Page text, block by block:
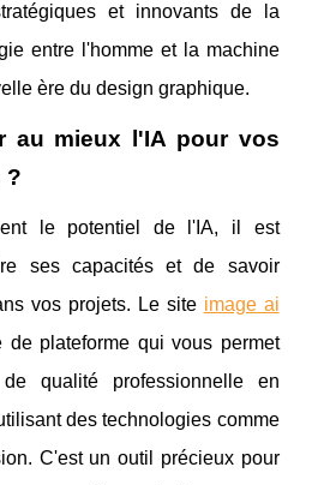
et innovants de la
entre l'homme et la machine
ère du design graphique.
au mieux l'IA pour vos
?
le potentiel de l'IA, il est
ses capacités et de savoir
vos projets. Le site image ai
de plateforme qui vous permet
qualité professionnelle en
des technologies comme
C'est un outil précieux pour